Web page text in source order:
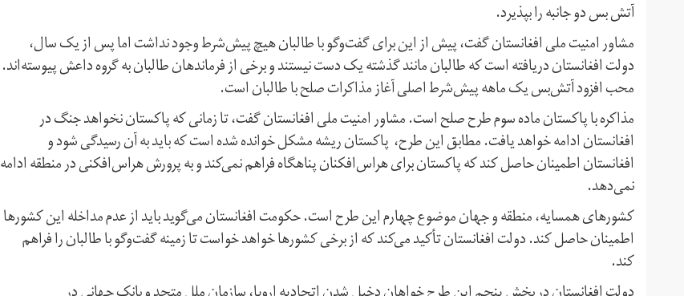
آتش بس دو جانبه را بپذیرد.
مشاور امنیت ملی افغانستان گفت، پیش از این برای گفت‌وگو با طالبان هیچ پیش‌شرط وجود نداشت اما پس از یک سال،
دولت افغانستان دریافته است که طالبان مانند گذشته یک دست نیستند و برخی از فرماندهان طالبان به گروه داعش پیوسته‌اند.
محب افزود آتش‌بس یک ماهه پیش‌شرط اصلی آغاز مذاکرات صلح با طالبان است.
مذاکره با پاکستان ماده سوم طرح صلح است. مشاور امنیت ملی افغانستان گفت، تا زمانی که پاکستان نخواهد جنگ در
افغانستان ادامه خواهد یافت. مطابق این طرح، پاکستان ریشه مشکل خوانده شده است که باید به آن رسیدگی شود و
افغانستان اطمینان حاصل کند که پاکستان برای هراس‌افکنان پناهگاه فراهم نمی‌کند و به پرورش هراس‌افکنی در منطقه ادامه
نمی‌دهد.
کشورهای همسایه‌، منطقه و جهان موضوع چهارم این طرح است. حکومت افغانستان می‌گوید باید از عدم مداخله این کشورها
اطمینان حاصل کند. دولت افغانستان تأکید می‌کند که از برخی کشورها خواهد خواست تا زمینه گفت‌وگو با طالبان را فراهم
کند.